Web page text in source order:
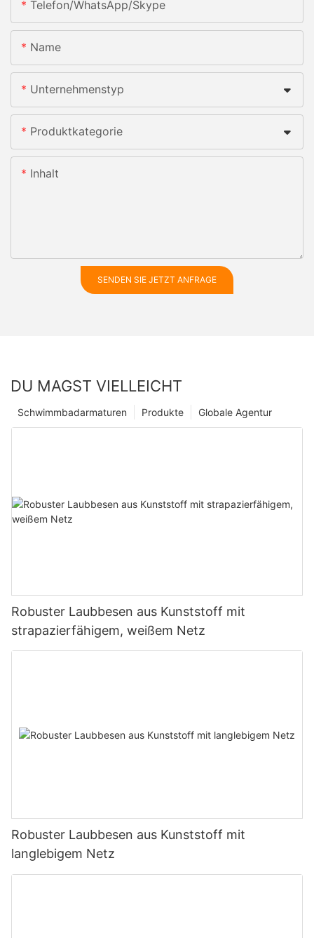
Telefon/WhatsApp/Skype
Name
Unternehmenstyp
Produktkategorie
Inhalt
SENDEN SIE JETZT ANFRAGE
DU MAGST VIELLEICHT
Globale Agentur
Produkte
Schwimmbadarmaturen
Robuster Laubbesen aus Kunststoff mit
strapazierfähigem, weißem Netz
Robuster Laubbesen aus Kunststoff mit
langlebigem Netz